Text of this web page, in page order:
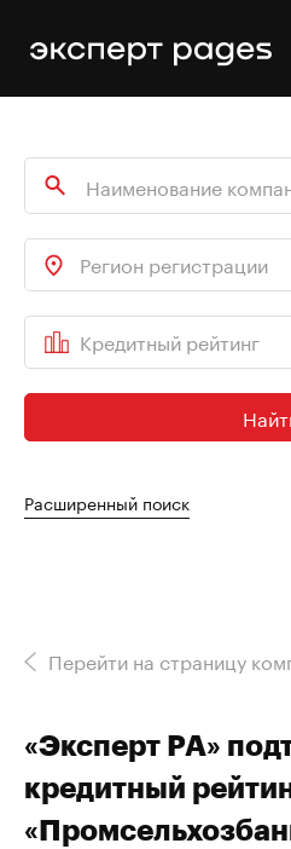
Регион регистрации
Кредитный рейтинг
Расширенный поиск
Перейти на страницу
«Эксперт РА»
кредитный